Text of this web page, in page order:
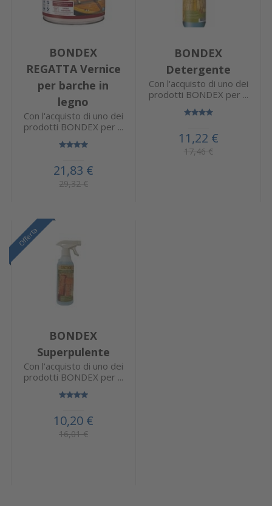
BONDEX
REGATTA Vernice
per barche in
legno
Con l'acquisto di uno dei
prodotti BONDEX per ...
21,83 €
29,32 €
BONDEX
Detergente
Con l'acquisto di uno dei
prodotti BONDEX per ...
11,22 €
17,46 €
Offerta
BONDEX
Superpulente
Con l'acquisto di uno dei
prodotti BONDEX per ...
10,20 €
16,01 €